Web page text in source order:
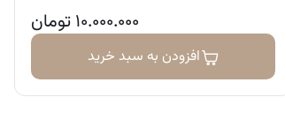
۱۰.۰۰۰.۰۰۰تومان
افزودن به سبد خرید